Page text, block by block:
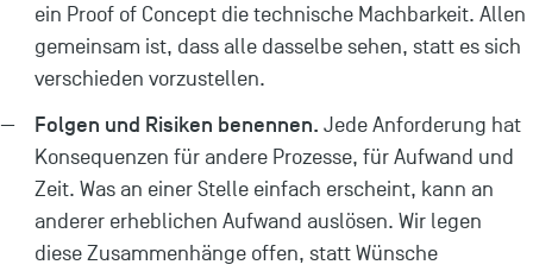
ein Proof of Concept die technische Machbarkeit. Allen
gemeinsam ist, dass alle dasselbe sehen, statt es sich
verschieden vorzustellen.
Folgen und Risiken benennen. Jede Anforderung hat
Konsequenzen für andere Prozesse, für Aufwand und
Zeit. Was an einer Stelle einfach erscheint, kann an
anderer erheblichen Aufwand auslösen. Wir legen
diese Zusammenhänge offen, statt Wünsche